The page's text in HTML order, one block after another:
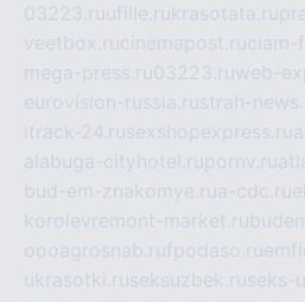
03223.ruufille.rukrasotata.ru
veetbox.rucinemapost.ruciam-
mega-press.ru03223.ruweb-
eurovision-russia.rustrah-
itrack-24.rusexshopexpress.ru
alabuga-cityhotel.rupornv.ru
bud-em-znakomye.rua-cdc.ru
korolevremont-market.ru
oooagrosnab.rufpodaso.ru
ukrasotki.ruseksuzbek.ruseks-